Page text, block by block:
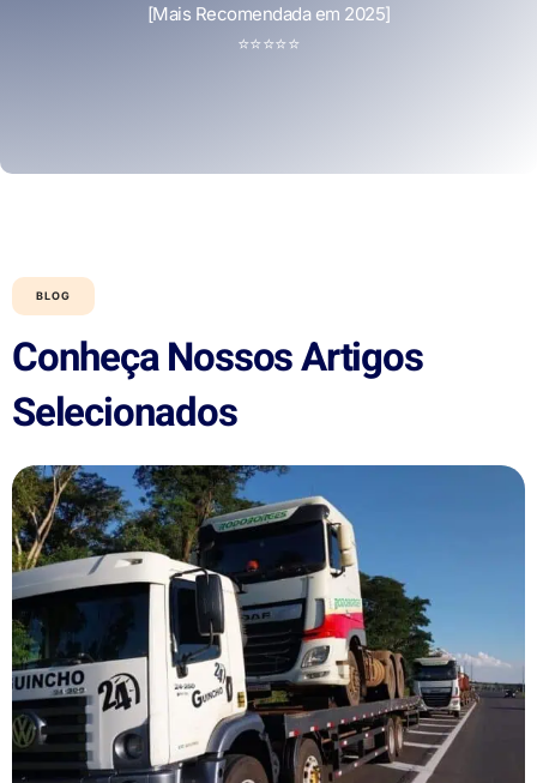
[Mais Recomendada em 2025]
⭐⭐⭐⭐⭐
BLOG
Conheça Nossos Artigos
Selecionados